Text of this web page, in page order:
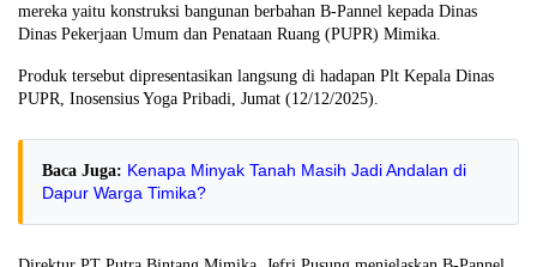
mereka yaitu konstruksi bangunan berbahan B-Pannel kepada Dinas
Dinas Pekerjaan Umum dan Penataan Ruang (PUPR) Mimika.
Produk tersebut dipresentasikan langsung di hadapan Plt Kepala Dinas
PUPR, Inosensius Yoga Pribadi, Jumat (12/12/2025).
Baca Juga: Kenapa Minyak Tanah Masih Jadi Andalan di
Dapur Warga Timika?